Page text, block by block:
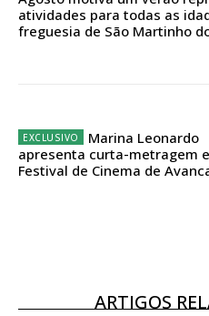
Acesso aos
atividades para todas as
freguesia de São Martinho
Marina Leonardo
apresenta curta-metragem
Festival de Cinema de
ARTIGOS